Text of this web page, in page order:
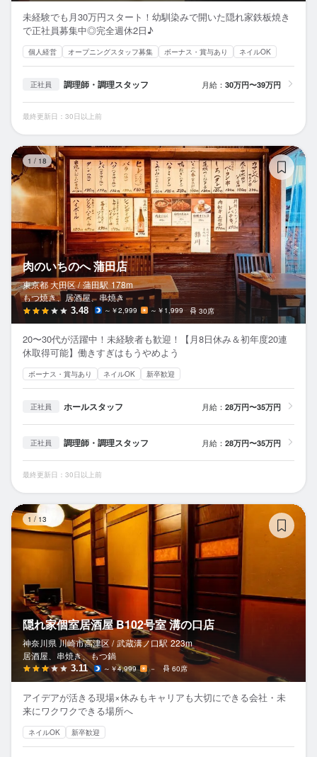
未経験でも月30万円スタート！幼馴染みで開いた隠れ家鉄板焼き
で正社員募集中◎完全週休2日♪
個人経営 オープニングスタッフ募集 ボーナス・賞与あり ネイルOK
正社員 調理師・調理スタッフ 月給： 30万円〜39万円
最終更新日：30日以上前
1 / 18
肉のいちのへ 蒲田店
東京都 大田区 / 蒲田駅 178m
もつ焼き、居酒屋、串焼き
3.48 ～￥2,999 ～￥1,999 30席
20〜30代が活躍中！未経験者も歓迎！【月8日休み＆初年度20連
休取得可能】働きすぎはもうやめよう
ボーナス・賞与あり ネイルOK 新卒歓迎
正社員 ホールスタッフ 月給： 28万円〜35万円
正社員 調理師・調理スタッフ 月給： 28万円〜35万円
最終更新日：30日以上前
1 / 13
隠れ家個室居酒屋 B102号室 溝の口店
神奈川県 川崎市高津区 / 武蔵溝ノ口駅 223m
居酒屋、串焼き、もつ鍋
3.11 ～￥4,999 － 60席
アイデアが活きる現場×休みもキャリアも大切にできる会社・未
来にワクワクできる場所へ
ネイルOK 新卒歓迎